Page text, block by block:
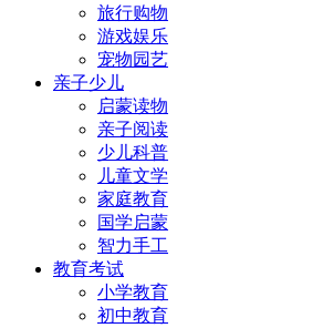
旅行购物
游戏娱乐
宠物园艺
亲子少儿
启蒙读物
亲子阅读
少儿科普
儿童文学
家庭教育
国学启蒙
智力手工
教育考试
小学教育
初中教育